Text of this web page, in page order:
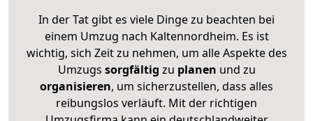
In der Tat gibt es viele Dinge zu beachten bei
einem Umzug nach Kaltennordheim. Es ist
wichtig, sich Zeit zu nehmen, um alle Aspekte des
Umzugs sorgfältig zu planen und zu
organisieren, um sicherzustellen, dass alles
reibungslos verläuft. Mit der richtigen